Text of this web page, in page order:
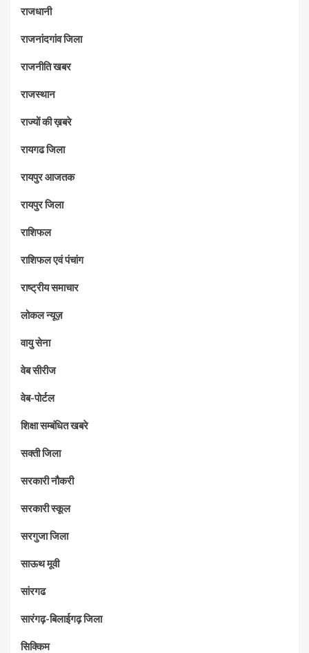
राजधानी
राजनांदगांव जिला
राजनीति खबर
राजस्थान
राज्यों की ख़बरे
रायगढ जिला
रायपुर आजतक
रायपुर जिला
राशिफल
राशिफल एवं पंचांग
राष्ट्रीय समाचार
लोकल न्यूज़
वायु सेना
वेब सीरीज
वेब-पोर्टल
शिक्षा सम्बंधित खबरे
सक्ती जिला
सरकारी नौकरी
सरकारी स्कूल
सरगुजा जिला
साऊथ मूवी
सांरगढ
सारंगढ़-बिलाईगढ़ जिला
सिक्किम